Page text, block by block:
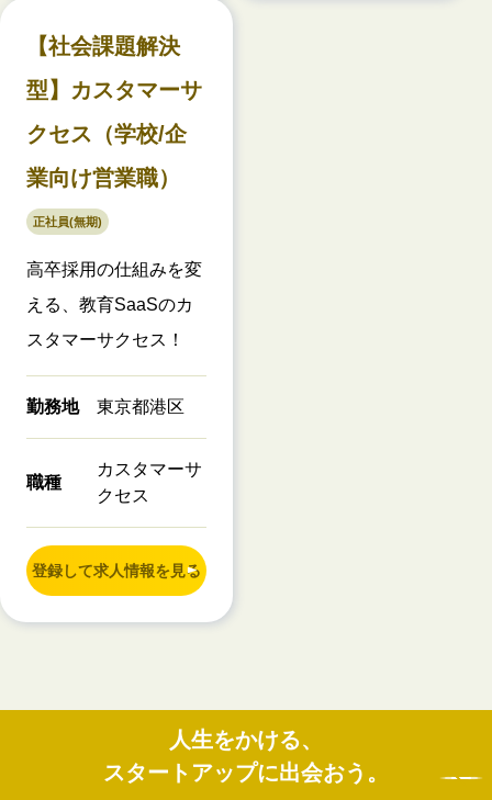
【社会課題解決
型】カスタマーサ
クセス（学校/企
業向け営業職）
正社員(無期)
高卒採用の仕組みを変
える、教育SaaSのカ
スタマーサクセス！
勤務地 東京都港区
職種
カスタマーサ
クセス
登録して求人情報を見る
人生をかける、
スタートアップに出会おう。